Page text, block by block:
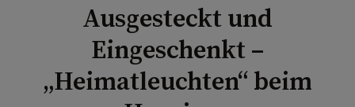
Ausgesteckt und
Eingeschenkt –
„Heimatleuchten“ beim